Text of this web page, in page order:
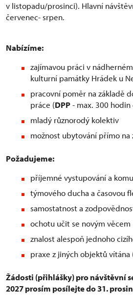
v listopadu/prosinci). Hlavní
červenec- srpen.
Nabízíme:
zajímavou práci v
kulturní památky Hrádek u
pracovní poměr na základě
práce (DPP- max. 300 hodin
mladý různorodý kolektiv
možnost ubytování přímo
Požadujeme:
příjemné vystupování a
týmového ducha a časovou
samostatnost a
ochotu učit se novým věcem
znalost alespoň jednoho
praxe z jiných objektů
Žádosti (přihlášky) pro návštěvní
2027 prosím posílejte do 31.